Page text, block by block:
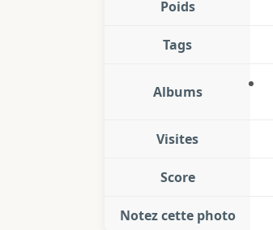
Poids
Tags
Albums
Visites
Score
Notez cette photo